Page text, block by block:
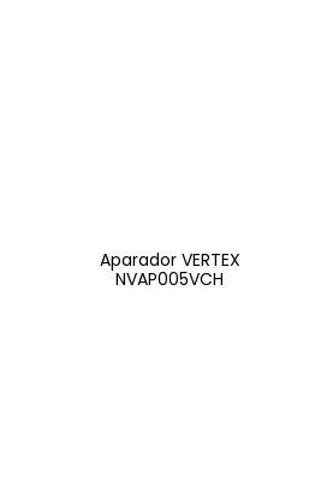
Aparador VERTEX
NVAP005VCH